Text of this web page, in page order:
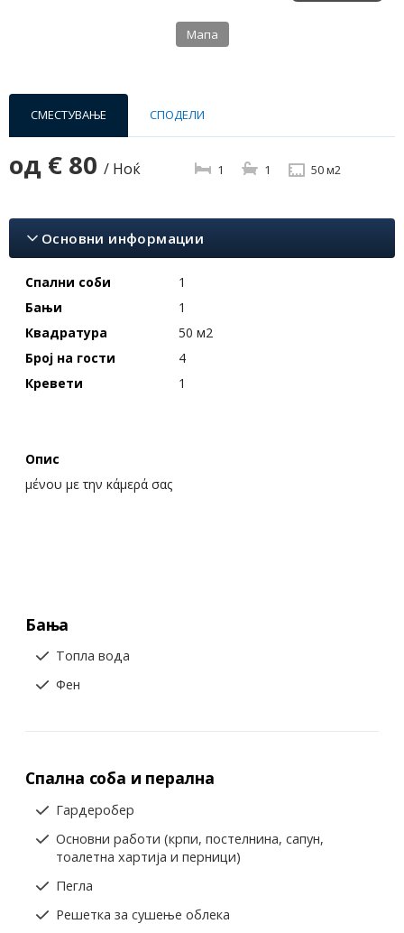
Мапа
СМЕСТУВАЊЕ СПОДЕЛИ
од € 80 / Ноќ 1 1 50 м2
Основни информации
Спални соби
1
Бањи
1
Квадратура
50 м2
Број на гости
4
Кревети
1
Опис
μένου με την κάμερά σας
Бања
Топла вода
Фен
Спална соба и перална
Гардеробер
Основни работи (крпи, постелнина, сапун,
тоалетна хартија и перници)
Пегла
Решетка за сушење облека